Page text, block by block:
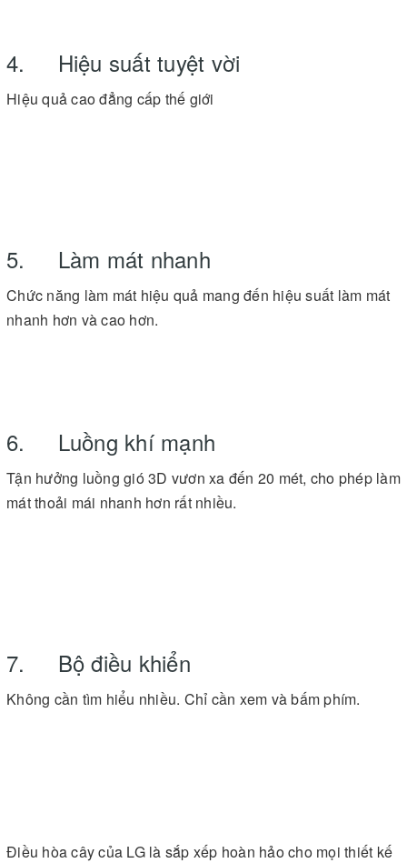
4. Hiệu suất tuyệt vời
Hiệu quả cao đẳng cấp thế giới
5. Làm mát nhanh
Chức năng làm mát hiệu quả mang đến hiệu suất làm mát
nhanh hơn và cao hơn.
6. Luồng khí mạnh
Tận hưởng luồng gió 3D vươn xa đến 20 mét, cho phép làm
mát thoải mái nhanh hơn rất nhiều.
7. Bộ điều khiển
Không cần tìm hiểu nhiều. Chỉ cần xem và bấm phím.
Điều hòa cây của LG là sắp xếp hoàn hảo cho mọi thiết kế